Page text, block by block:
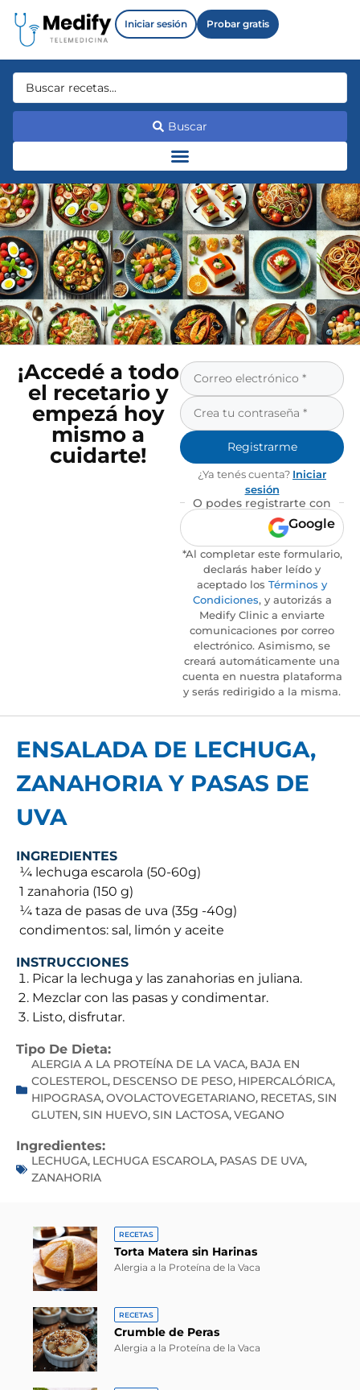
Iniciar sesión Probar gratis
Buscar
¡Accedé a todo
el recetario y
empezá hoy
mismo a
cuidarte!
Registrarme
¿Ya tenés cuenta? Iniciar
sesión
O podes registrarte con
Google
*Al completar este formulario,
declarás haber leído y
aceptado los Términos y
Condiciones, y autorizás a
Medify Clinic a enviarte
comunicaciones por correo
electrónico. Asimismo, se
creará automáticamente una
cuenta en nuestra plataforma
y serás redirigido a la misma.
ENSALADA DE LECHUGA,
ZANAHORIA Y PASAS DE
UVA
INGREDIENTES
 ¼ lechuga escarola (50-60g)
 1 zanahoria (150 g)
 ¼ taza de pasas de uva (35g -40g)
 condimentos: sal, limón y aceite
INSTRUCCIONES
Picar la lechuga y las zanahorias en juliana.
Mezclar con las pasas y condimentar.
Listo, disfrutar.
Tipo De Dieta:
ALERGIA A LA PROTEÍNA DE LA VACA, BAJA EN
COLESTEROL, DESCENSO DE PESO, HIPERCALÓRICA,
HIPOGRASA,OVOLACTOVEGETARIANO, RECETAS,SIN
GLUTEN,SIN HUEVO,SIN LACTOSA,VEGANO
Ingredientes:
LECHUGA, LECHUGA ESCAROLA, PASAS DE UVA,
ZANAHORIA
RECETAS
Torta Matera sin Harinas
Alergia a la Proteína de la Vaca
RECETAS
Crumble de Peras
Alergia a la Proteína de la Vaca